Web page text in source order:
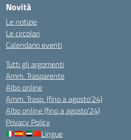
Novità
Le notizie
Le circolari
Calendario eventi
Tutti gli argomenti
Amm. Trasparente
Albo online
Amm. Trasp. (fino a agosto’24)
Albo online (fino a agosto’24)
Privacy Policy
Lingue